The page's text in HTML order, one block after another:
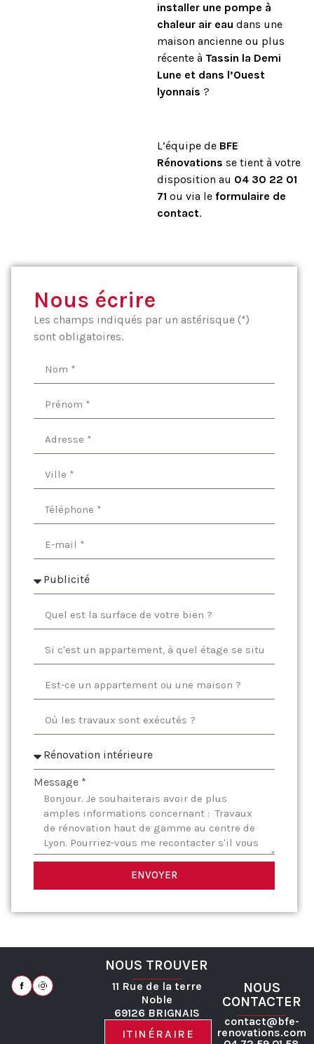
installer une pompe à
chaleur air eau dans une
maison ancienne ou plus
récente à Tassin la Demi
Lune et dans l’Ouest
lyonnais ?
L’équipe de BFE
Rénovations se tient à votre
disposition au 04 30 22 01
71 ou via le formulaire de
contact.
Nous écrire
Les champs indiqués par un astérisque (*)
sont obligatoires.
Message *
ENVOYER
NOUS TROUVER
11 Rue de la terre
Noble
69126 BRIGNAIS
ITINÉRAIRE
NOUS
CONTACTER
contact@bfe-
renovations.com